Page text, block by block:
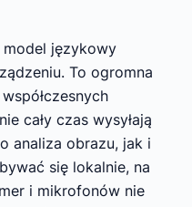
model językowy
To ogromna
cały czas wysyłają
analiza obrazu, jak i
się lokalnie, na
i mikrofonów nie